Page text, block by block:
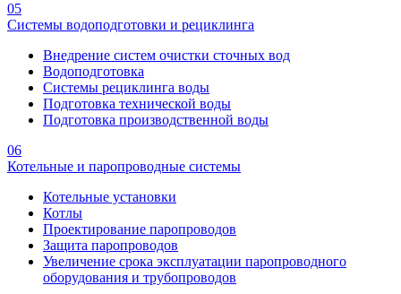
05
Системы водоподготовки и рециклинга
Внедрение систем очистки сточных вод
Водоподготовка
Системы рециклинга воды
Подготовка технической воды
Подготовка производственной воды
06
Котельные и паропроводные системы
Котельные установки
Котлы
Проектирование паропроводов
Защита паропроводов
Увеличение срока эксплуатации паропроводного
оборудования и трубопроводов